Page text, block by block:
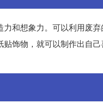
和想象力。可以利用废
饰物，就可以制作出自